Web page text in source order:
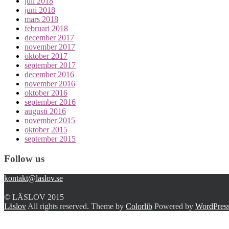
juni 2018
mars 2018
februari 2018
december 2017
november 2017
oktober 2017
september 2017
december 2016
november 2016
oktober 2016
september 2016
augusti 2016
november 2015
oktober 2015
september 2015
Follow us
kontakt@laslov.se
© LÄSLOV 2015
Läslov All rights reserved. Theme by Colorlib Powered by